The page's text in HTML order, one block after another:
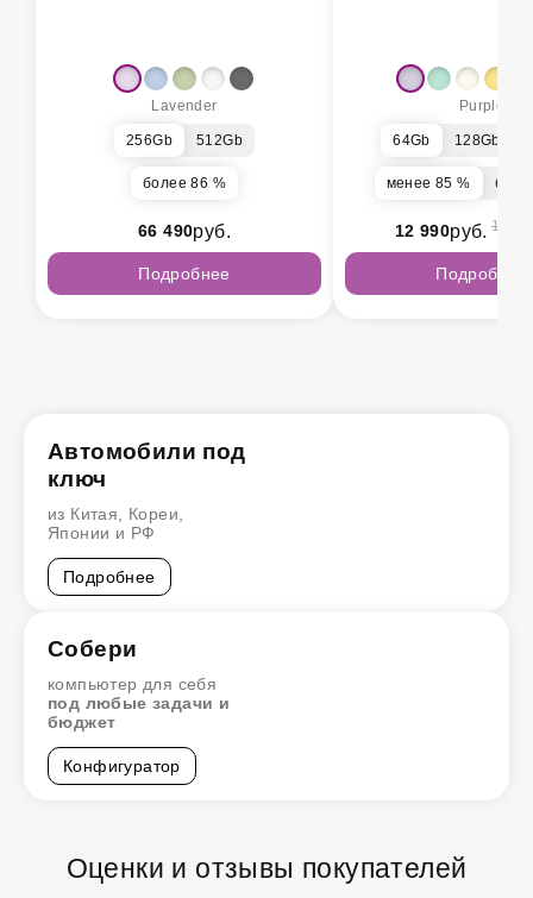
Lavender
256Gb 512Gb
более 86 %
66 490руб.
Подробнее
Purple
64Gb 128Gb
менее 85 %
12 990руб. 14
Подробнее
Автомобили под
ключ
из Китая, Кореи,
Японии и РФ
Подробнее
Собери
компьютер для себя
под любые задачи и
бюджет
Конфигуратор
Оценки и отзывы покупателей